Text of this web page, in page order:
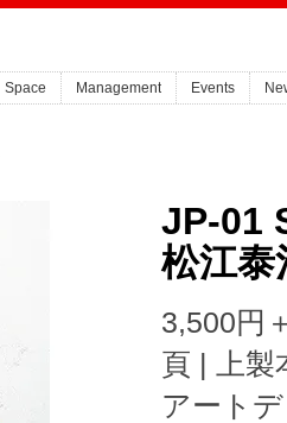
Space Management Events
JP-01
松江泰
3,500円
頁 | 上製
アート